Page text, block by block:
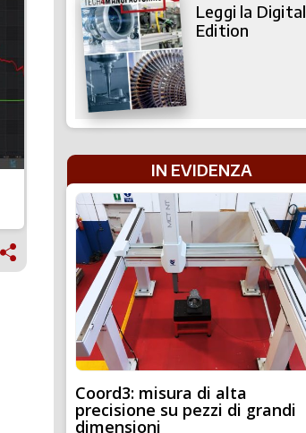
Leggi la Digital
Edition
IN EVIDENZA
Coord3: misura di alta
precisione su pezzi di grandi
dimensioni